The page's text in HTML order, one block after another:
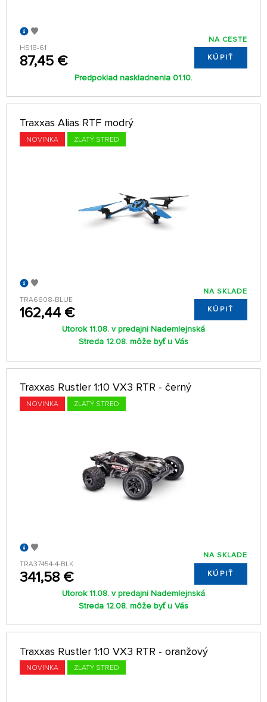
HS18-61
87,45 €
NA CESTE
KÚPIŤ
Predpoklad naskladnenia 01.10.
Traxxas Alias RTF modrý
NOVINKA ZLATÝ STRED
TRA6608-BLUE
162,44 €
NA SKLADE
KÚPIŤ
Utorok 11.08. v predajni Nademlejnská
Streda 12.08. môže byť u Vás
Traxxas Rustler 1:10 VX3 RTR - černý
NOVINKA ZLATÝ STRED
TRA37454-4-BLK
341,58 €
NA SKLADE
KÚPIŤ
Utorok 11.08. v predajni Nademlejnská
Streda 12.08. môže byť u Vás
Traxxas Rustler 1:10 VX3 RTR - oranžový
NOVINKA ZLATÝ STRED